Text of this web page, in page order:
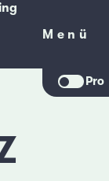
Menü
Menü
Pro